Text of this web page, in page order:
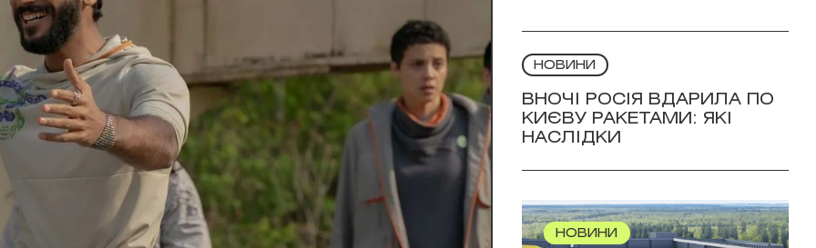
НОВИНИ
ВНОЧІ РОСІЯ ВДАРИЛА ПО
КИЄВУ РАКЕТАМИ: ЯКІ
НАСЛІДКИ
НОВИНИ